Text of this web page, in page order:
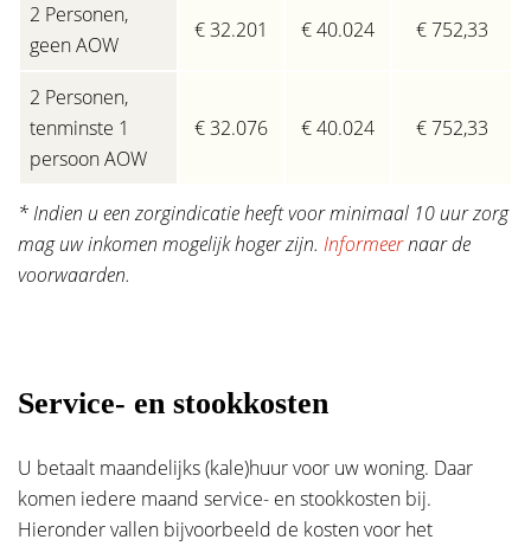
2 Personen,
geen AOW
€ 32.201 € 40.024 € 752,33
2 Personen,
tenminste 1
persoon AOW
€ 32.076 € 40.024 € 752,33
* Indien u een zorgindicatie heeft voor minimaal 10 uur zorg
mag uw inkomen mogelijk hoger zijn. Informeernaar de
voorwaarden.
Service- en stookkosten
U betaalt maandelijks (kale)huur voor uw woning. Daar
komen iedere maand service- en stookkosten bij.
Hieronder vallen bijvoorbeeld de kosten voor het